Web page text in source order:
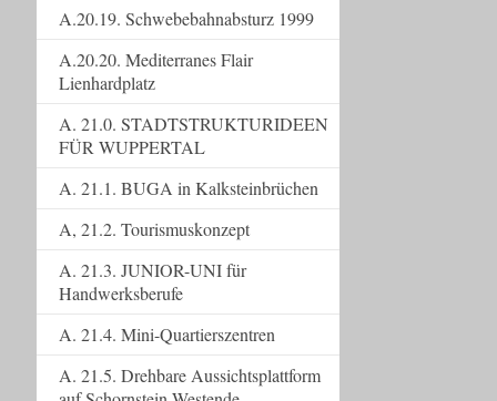
A.20.19. Schwebebahnabsturz 1999
A.20.20. Mediterranes Flair
Lienhardplatz
A. 21.0. STADTSTRUKTURIDEEN
FÜR WUPPERTAL
A. 21.1. BUGA in Kalksteinbrüchen
A, 21.2. Tourismuskonzept
A. 21.3. JUNIOR-UNI für
Handwerksberufe
A. 21.4. Mini-Quartierszentren
A. 21.5. Drehbare Aussichtsplattform